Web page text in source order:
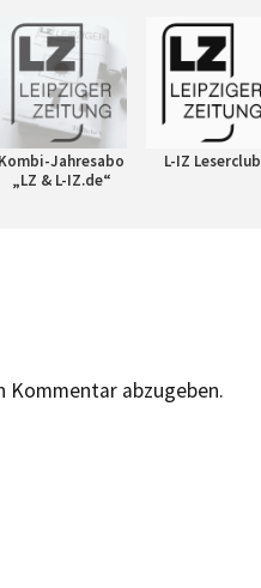
Kombi-Jahresabo
„LZ & L-IZ.de“
L-IZ Leserclub
Kommentar abzugeben.